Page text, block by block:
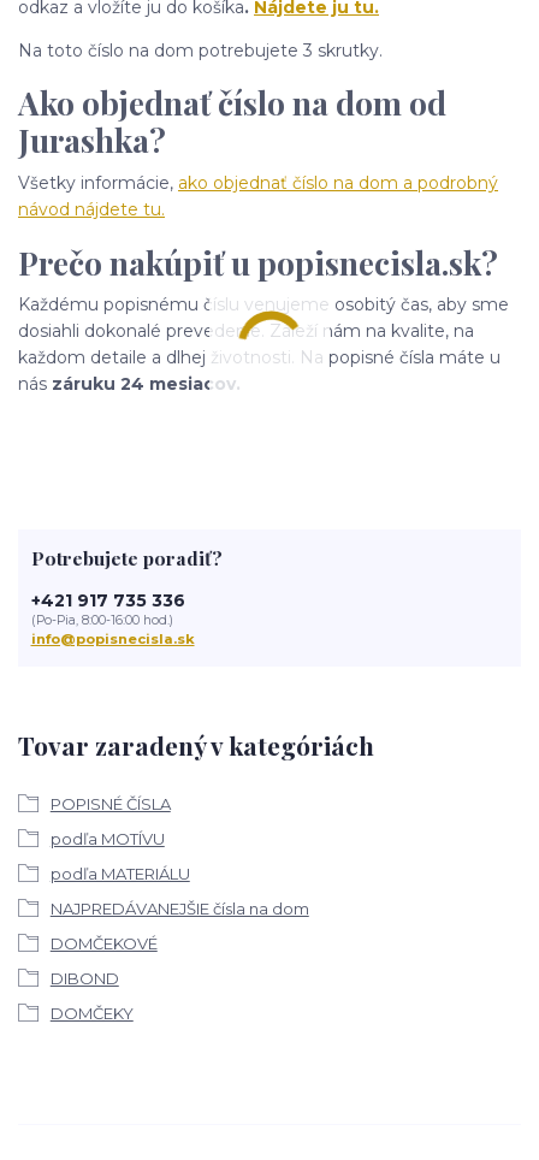
odkaz a vložíte ju do košíka. Nájdete ju tu.
Na toto číslo na dom potrebujete 3 skrutky.
Ako objednať číslo na dom od
Jurashka?
Všetky informácie, ako objednať číslo na dom a podrobný
návod nájdete tu.
Prečo nakúpiť u popisnecisla.sk?
Každému popisnému číslu venujeme osobitý čas, aby sme
dosiahli dokonalé prevedenie. Záleží nám na kvalite, na
každom detaile a dlhej životnosti. Na popisné čísla máte u
nás záruku 24 mesiacov.
Tovar zaradený v kategóriách
POPISNÉ ČÍSLA
podľa MOTÍVU
podľa MATERIÁLU
NAJPREDÁVANEJŠIE čísla na dom
DOMČEKOVÉ
DIBOND
DOMČEKY
Potrebujete poradiť?
+421 917 735 336
(Po-Pia, 8:00-16:00 hod.)
info@popisnecisla.sk